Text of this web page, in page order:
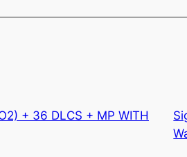
+ 36 DLCS + MP WITH